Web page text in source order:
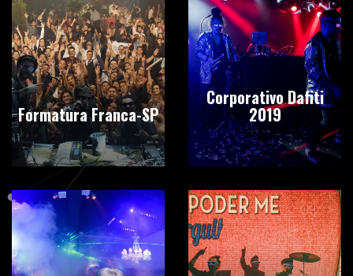
Formatura Franca-SP
Corporativo Dafiti
2019